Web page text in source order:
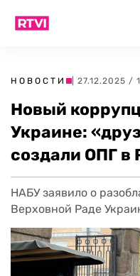
НОВОСТИ | 27.12.2025 /
Новый
Украине:
создали ОПГ в
НАБУ заявило о
Верховной Раде